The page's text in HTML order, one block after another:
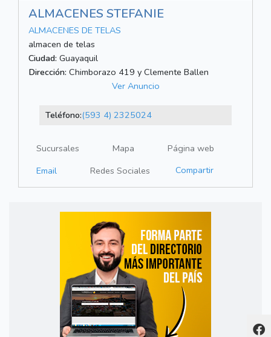
ALMACENES STEFANIE
ALMACENES DE TELAS
almacen de telas
Ciudad: Guayaquil
Dirección: Chimborazo 419 y Clemente Ballen
Ver Anuncio
Teléfono:(593 4) 2325024
Sucursales Mapa
Página web
Email
Redes Sociales Compartir